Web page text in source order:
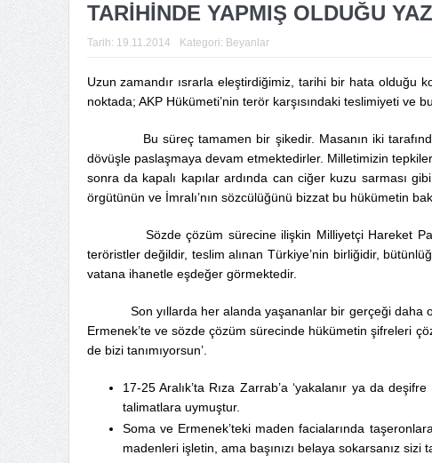
TARİHİNDE YAPMIŞ OLDUĞU
Tarih: 19.11.2014 Kategori: Beyanlar
Uzun zamandır ısrarla eleştirdiğimiz, tarihi bir hata olduğu
noktada; AKP Hükümeti’nin terör karşısındaki teslimiyeti ve
Bu süreç tamamen bir şikedir. Masanın iki tarafında
dövüşle paslaşmaya devam etmektedirler. Milletimizin
sonra da kapalı kapılar ardında can ciğer kuzu sarması
örgütünün ve İmralı’nın sözcülüğünü bizzat bu hükümetin
Sözde çözüm sürecine ilişkin Milliyetçi Hareket
teröristler değildir, teslim alınan Türkiye’nin birliğidir,
vatana ihanetle eşdeğer görmektedir.
Son yıllarda her alanda yaşananlar bir gerçeği daha
Ermenek’te ve sözde çözüm sürecinde hükümetin şifreleri
de bizi tanımıyorsun’.
17-25 Aralık’ta Rıza Zarrab’a ‘yakalanır ya da
talimatlara uymuştur.
Soma ve Ermenek’teki maden facialarında
madenleri işletin, ama başınızı belaya sokarsanız sizi